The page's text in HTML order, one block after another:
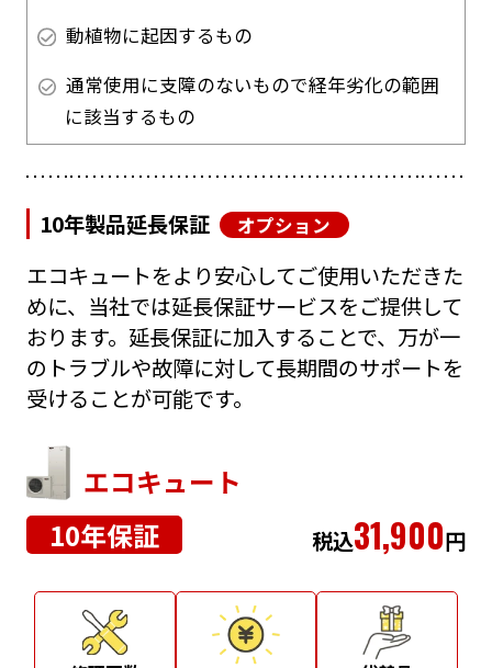
動植物に起因するもの
通常使用に支障のないもので経年劣化の範囲
に該当するもの
10年製品延長保証 オプション
エコキュートをより安心してご使用いただきた
めに、当社では延長保証サービスをご提供して
おります。延長保証に加入することで、万が一
のトラブルや故障に対して長期間のサポートを
受けることが可能です。
エコキュート
10年保証
税込31,900円